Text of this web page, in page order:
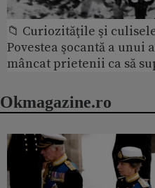
📁 Curiozităţile şi
Povestea şocantă a unui
mâncat prietenii ca să
Okmagazine.ro